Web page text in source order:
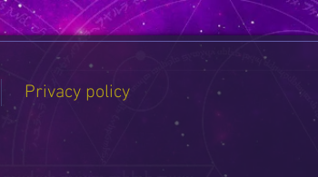
Privacy policy